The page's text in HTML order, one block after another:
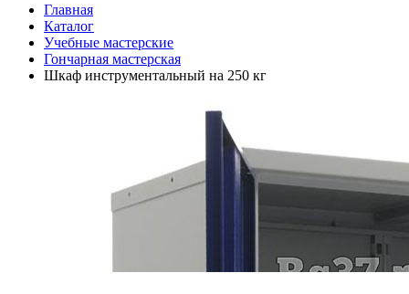
Главная
Каталог
Учебные мастерские
Гончарная мастерская
Шкаф инструментальный на 250 кг